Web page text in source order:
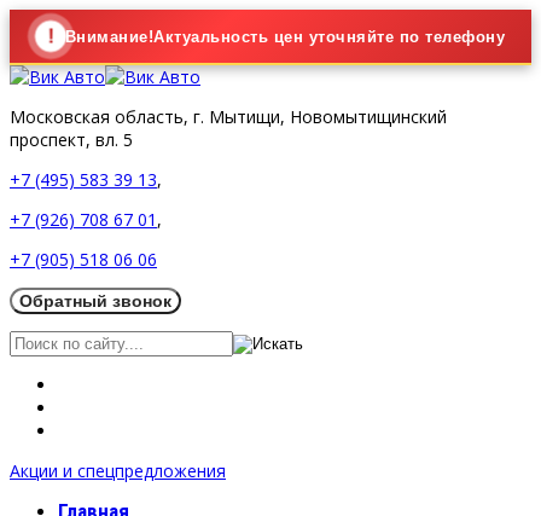
! Внимание!Актуальность цен уточняйте по телефону
Московская область, г. Мытищи, Новомытищинский
проспект, вл. 5
+7 (495) 583 39 13,
+7 (926) 708 67 01 ,
+7 (905) 518 06 06
Акции и спецпредложения
Главная